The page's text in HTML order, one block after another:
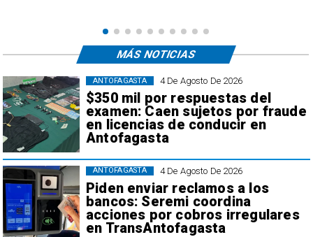
4 De Agosto De 2026
$350 mil por respuestas del
examen: Caen sujetos por fraude
en licencias de conducir en
Antofagasta
ANTOFAGASTA
4 De Agosto De 2026
Piden enviar reclamos a los
bancos: Seremi coordina
acciones por cobros irregulares
en TransAntofagasta
ANTOFAGASTA
MÁS NOTICIAS